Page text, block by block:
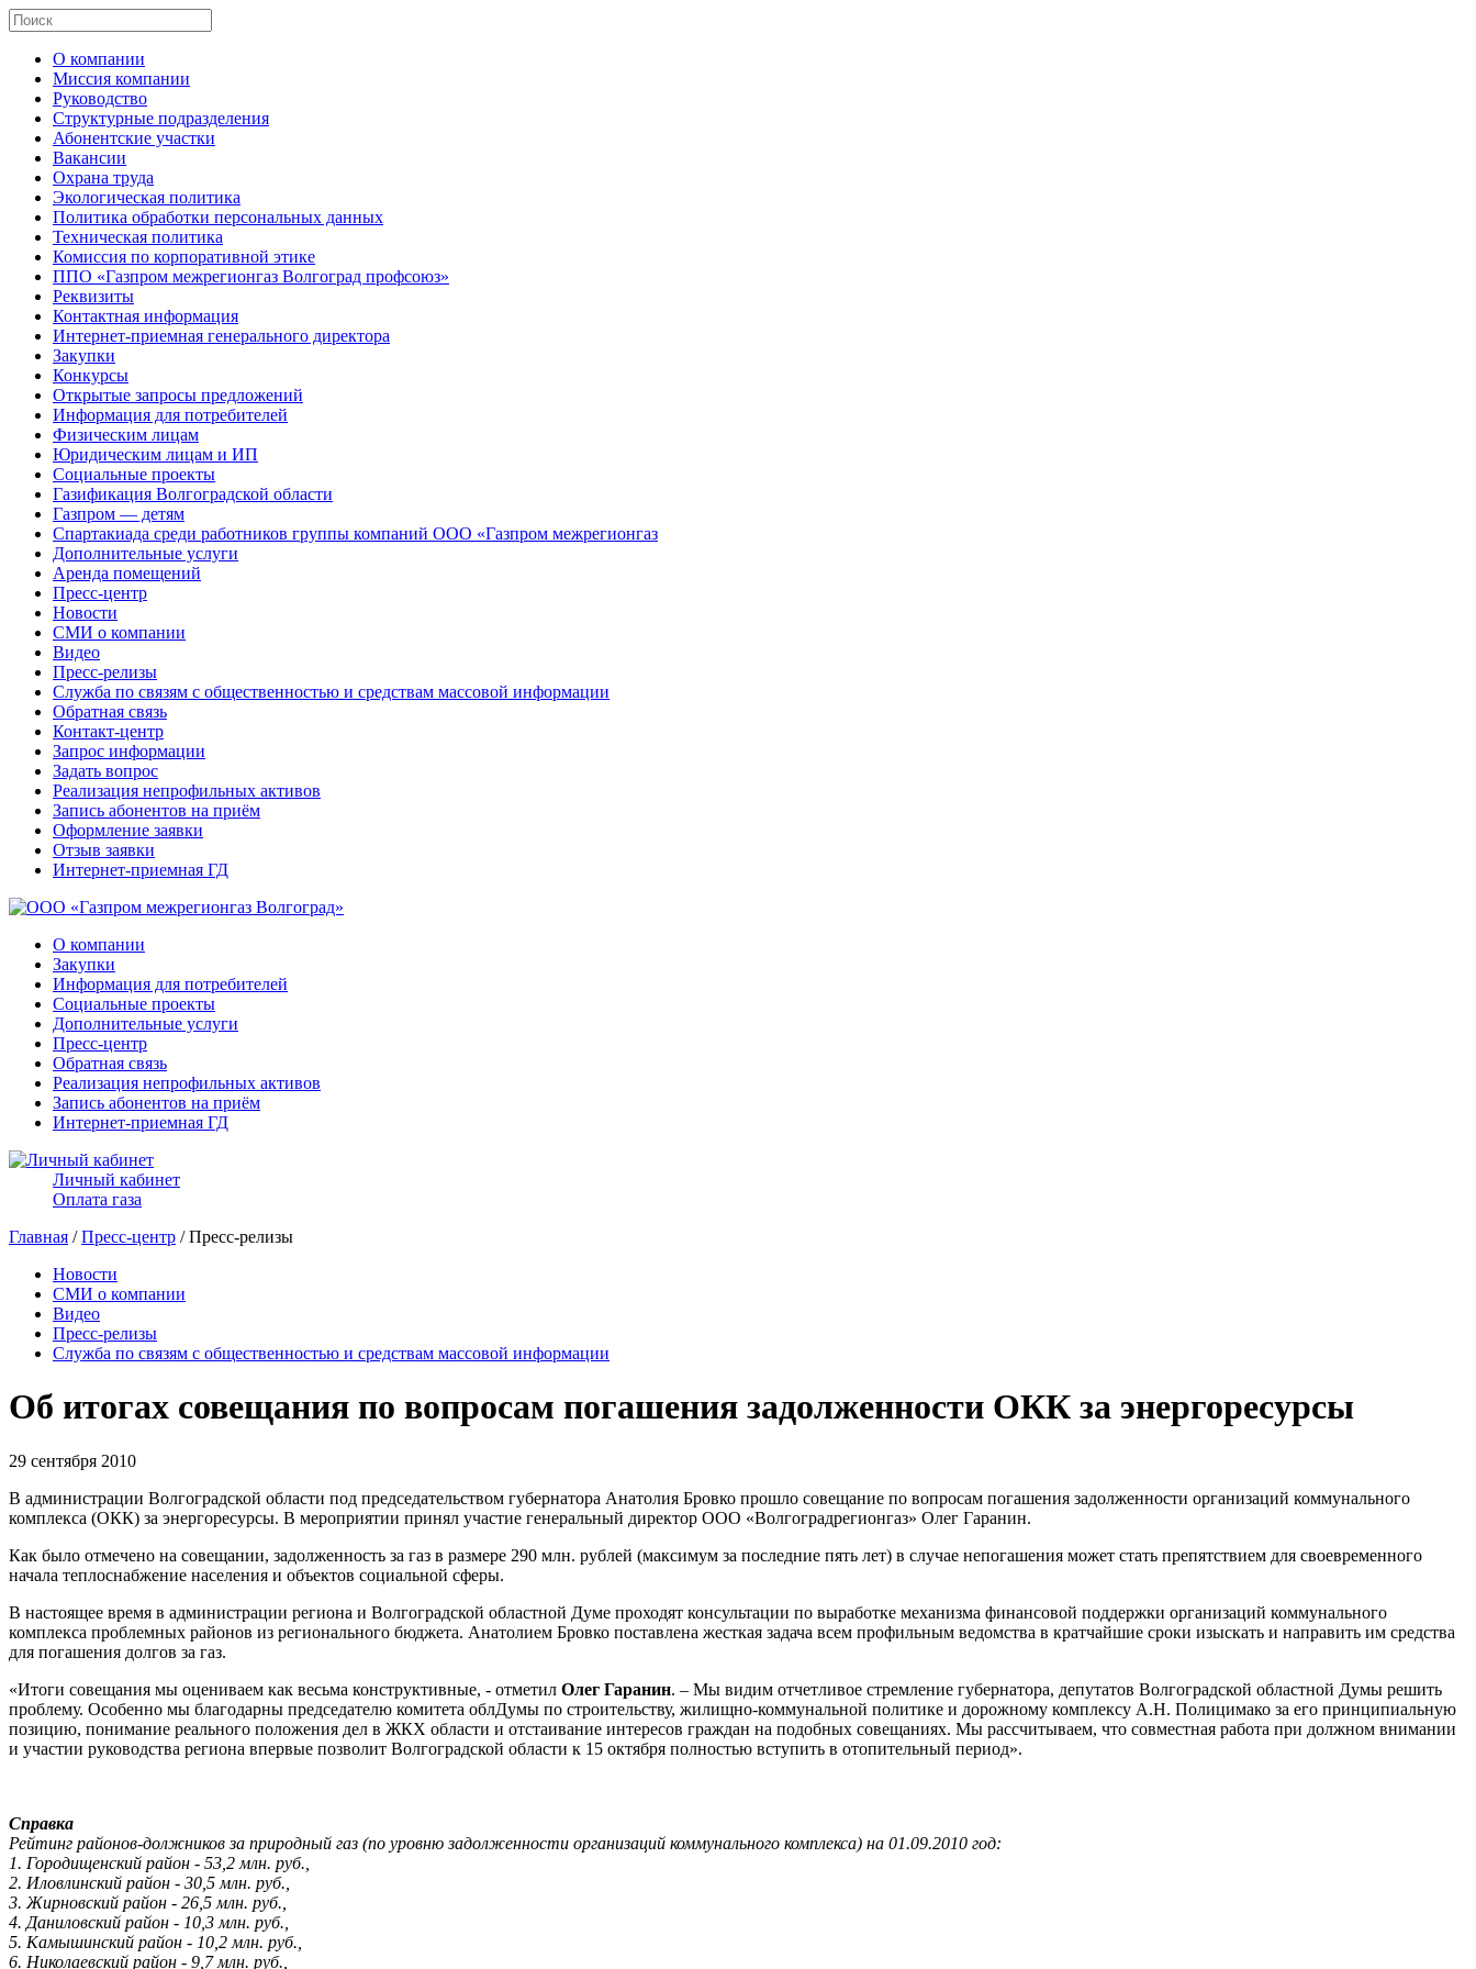
О компании
Миссия компании
Руководство
Структурные подразделения
Абонентские участки
Вакансии
Охрана труда
Экологическая политика
Политика обработки персональных данных
Техническая политика
Комиссия по корпоративной этике
ППО «Газпром межрегионгаз Волгоград профсоюз»
Реквизиты
Контактная информация
Интернет-приемная генерального директора
Закупки
Конкурсы
Открытые запросы предложений
Информация для потребителей
Физическим лицам
Юридическим лицам и ИП
Социальные проекты
Газификация Волгоградской области
Газпром — детям
Спартакиада среди работников группы компаний ООО «Газпром межрегионгаз
Дополнительные услуги
Аренда помещений
Пресс-центр
Новости
СМИ о компании
Видео
Пресс-релизы
Служба по связям с общественностью и средствам массовой информации
Обратная связь
Контакт-центр
Запрос информации
Задать вопрос
Реализация непрофильных активов
Запись абонентов на приём
Оформление заявки
Отзыв заявки
Интернет-приемная ГД
О компании
Закупки
Информация для потребителей
Социальные проекты
Дополнительные услуги
Пресс-центр
Обратная связь
Реализация непрофильных активов
Запись абонентов на приём
Интернет-приемная ГД
Личный кабинет
Оплата газа
Главная /Пресс-центр / Пресс-релизы
Новости
СМИ о компании
Видео
Пресс-релизы
Служба по связям с общественностью и средствам массовой информации
Об итогах совещания по вопросам погашения задолженности ОКК за энергоресурсы
29 сентября 2010
В администрации Волгоградской области под председательством губернатора Анатолия Бровко прошло совещание по вопросам погашения задолженности организаций коммунального
комплекса (ОКК) за энергоресурсы. В мероприятии принял участие генеральный директор ООО «Волгоградрегионгаз» Олег Гаранин.
Как было отмечено на совещании, задолженность за газ в размере 290 млн. рублей (максимум за последние пять лет) в случае непогашения может стать препятствием для своевременного
начала теплоснабжение населения и объектов социальной сферы.
В настоящее время в администрации региона и Волгоградской областной Думе проходят консультации по выработке механизма финансовой поддержки организаций коммунального
комплекса проблемных районов из регионального бюджета. Анатолием Бровко поставлена жесткая задача всем профильным ведомства в кратчайшие сроки изыскать и направить им средства
для погашения долгов за газ.
«Итоги совещания мы оцениваем как весьма конструктивные, - отметил Олег Гаранин. – Мы видим отчетливое стремление губернатора, депутатов Волгоградской областной Думы решить
проблему. Особенно мы благодарны председателю комитета облДумы по строительству, жилищно-коммунальной политике и дорожному комплексу А.Н. Полицимако за его принципиальную
позицию, понимание реального положения дел в ЖКХ области и отстаивание интересов граждан на подобных совещаниях. Мы рассчитываем, что совместная работа при должном внимании
и участии руководства региона впервые позволит Волгоградской области к 15 октября полностью вступить в отопительный период».
Справка
Рейтинг районов-должников за природный газ (по уровню задолженности организаций коммунального комплекса) на 01.09.2010 год:
1. Городищенский район - 53,2 млн. руб.,
2. Иловлинский район - 30,5 млн. руб.,
3. Жирновский район - 26,5 млн. руб.,
4. Даниловский район - 10,3 млн. руб.,
5. Камышинский район - 10,2 млн. руб.,
6. Николаевский район - 9,7 млн. руб.,